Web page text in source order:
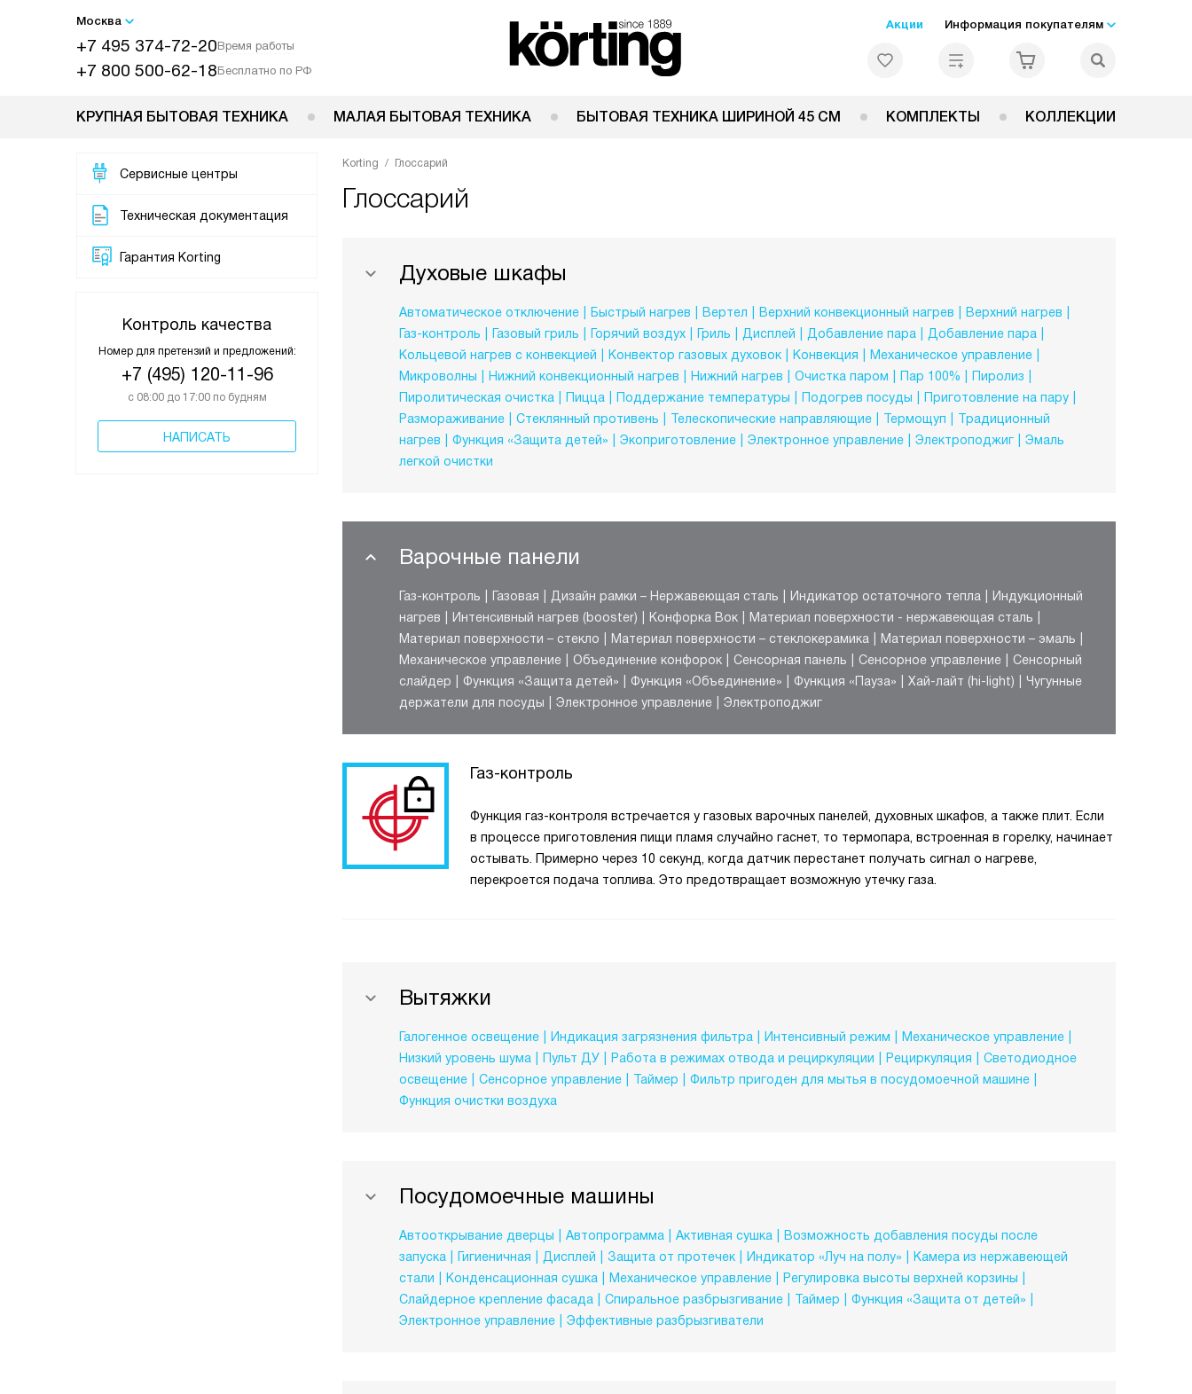
Москва
+7 495 374-72-20Время работы
+7 800 500-62-18Бесплатно по РФ
Акции Информация покупателям
КРУПНАЯ БЫТОВАЯ ТЕХНИКА МАЛАЯ БЫТОВАЯ ТЕХНИКА БЫТОВАЯ ТЕХНИКА ШИРИНОЙ 45 СМ КОМПЛЕКТЫ КОЛЛЕКЦИИ
Сервисные центры
Техническая документация
Гарантия Korting
Контроль качества
Номер для претензий и предложений:
+7 (495) 120-11-96
с 08:00 до 17:00 по будням
НАПИСАТЬ
Korting Глоссарий
Глоссарий
Духовые шкафы
Автоматическое отключение Быстрый нагрев Вертел Верхний конвекционный нагрев
Верхний нагрев
Газ-контроль
Газовый гриль Горячий воздух Гриль Дисплей Добавление пара
Добавление пара
Кольцевой нагрев с конвекцией
Конвектор газовых духовок Конвекция
Механическое управление
Микроволны
Нижний конвекционный нагрев Нижний нагрев Очистка паром Пар 100%
Пиролиз
Пиролитическая очистка
Пицца Поддержание температуры Подогрев посуды
Приготовление на пару
Размораживание
Стеклянный противень Телескопические направляющие Термощуп
Традиционный
нагрев
Функция «Защита детей» Экоприготовление Электронное управление Электроподжиг
Эмаль
легкой очистки
Варочные панели
Газ-контроль Газовая Дизайн рамки – Нержавеющая сталь Индикатор остаточного тепла
Индукционный
нагрев
Интенсивный нагрев (booster) Конфорка Вок
Материал поверхности - нержавеющая сталь
Материал поверхности – стекло
Материал поверхности – стеклокерамика
Материал поверхности – эмаль
Механическое управление
Объединение конфорок Сенсорная панель Сенсорное управление
Сенсорный
слайдер
Функция «Защита детей» Функция «Объединение» Функция «Пауза» Хай-лайт (hi-light)
Чугунные
держатели для посуды
Электронное управление Электроподжиг
Газ-контроль
Функция газ-контроля встречается у газовых варочных панелей, духовных шкафов, а также плит. Если
в процессе приготовления пищи пламя случайно гаснет, то термопара, встроенная в горелку, начинает
остывать. Примерно через 10 секунд, когда датчик перестанет получать сигнал о нагреве,
перекроется подача топлива. Это предотвращает возможную утечку газа.
Вытяжки
Галогенное освещение Индикация загрязнения фильтра Интенсивный режим
Механическое управление
Низкий уровень шума
Пульт ДУ Работа в режимах отвода и рециркуляции Рециркуляция
Светодиодное
освещение
Сенсорное управление Таймер
Фильтр пригоден для мытья в посудомоечной машине
Функция очистки воздуха
Посудомоечные машины
Автооткрывание дверцы Автопрограмма Активная сушка
Возможность добавления посуды после
запуска
Гигиеничная Дисплей Защита от протечек Индикатор «Луч на полу»
Камера из нержавеющей
стали
Конденсационная сушка Механическое управление
Регулировка высоты верхней корзины
Слайдерное крепление фасада
Спиральное разбрызгивание Таймер
Функция «Защита от детей»
Электронное управление
Эффективные разбрызгиватели